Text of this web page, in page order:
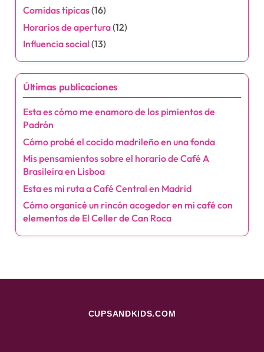
Comidas típicas(16)
Horarios de apertura(12)
Influencia social (13)
Últimas publicaciones
Esta es cómo me enamoro de los pimientos de
Padrón
Cómo probé el cocido madrileño en una fonda
Mis pensamientos sobre el horario de Café A
Brasileira en Lisboa
Esta es mi ruta a Café Central en Madrid
Cómo organicé un rincón acogedor en mi café con
elementos de El Celler de Can Roca
CUPSANDKIDS.COM